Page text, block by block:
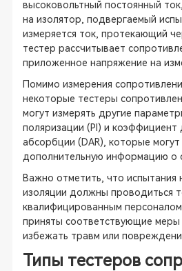
высоковольтный постоянный
на изолятор, подвергаемый
измеряется ток, протекающий
тестер рассчитывает
приложенное напряжение на
Помимо измерения
некоторые тестеры
могут измерять другие
поляризации (PI) и коэффициент
абсорбции (DAR), которые
дополнительную информацию о
Важно отметить, что испытания
изоляции должны проводиться
квалифицированным
приняты соответствующие меры
избежать травм или
Типы тестеров